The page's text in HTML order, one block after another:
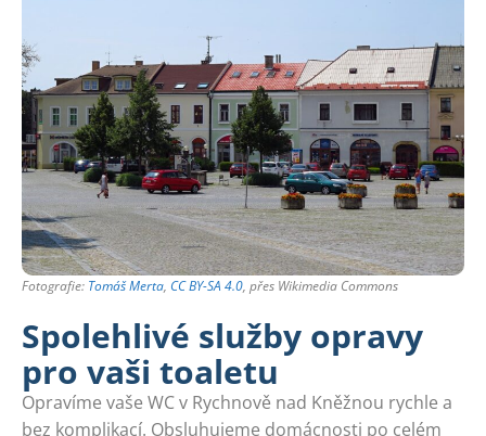
Fotografie: Tomáš Merta, CC BY-SA 4.0, přes Wikimedia Commons
Spolehlivé služby opravy
pro vaši toaletu
Opravíme vaše WC v Rychnově nad Kněžnou rychle a
bez komplikací. Obsluhujeme domácnosti po celém